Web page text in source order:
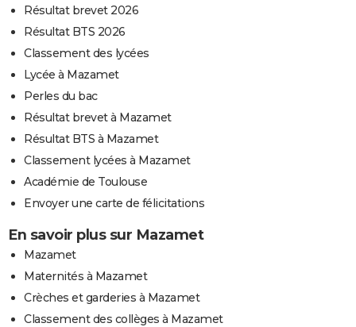
Résultat brevet 2026
Résultat BTS 2026
Classement des lycées
Lycée à Mazamet
Perles du bac
Résultat brevet à Mazamet
Résultat BTS à Mazamet
Classement lycées à Mazamet
Académie de Toulouse
Envoyer une carte de félicitations
En savoir plus sur Mazamet
Mazamet
Maternités à Mazamet
Crèches et garderies à Mazamet
Classement des collèges à Mazamet